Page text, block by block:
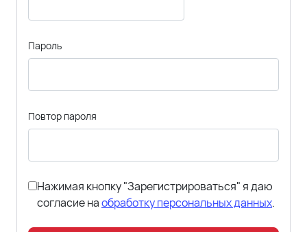
Пароль
Повтор пароля
Нажимая кнопку "Зарегистрироваться" я даю
согласие наобработку персональных данных.